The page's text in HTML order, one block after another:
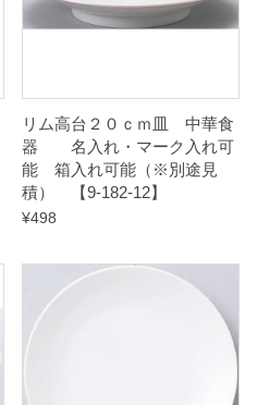
リム高台２０ｃｍ皿 中華食
器 名入れ・マーク入れ可
能 箱入れ可能（※別途見
積） 【9-182-12】
¥498